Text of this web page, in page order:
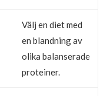
Välj en diet med
en blandning av
olika balanserade
proteiner.